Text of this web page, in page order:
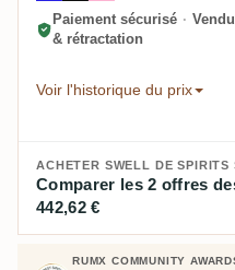
Paiement sécurisé ·
& rétractation
Voir l'historique du prix
Comparer les 2 offres
442,62 €
RUMX COMMUNITY